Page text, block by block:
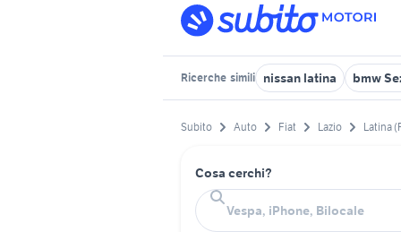
Ricerche simili nissan latina bmw
Subito Auto Fiat Lazio Latina
Cosa cerchi?